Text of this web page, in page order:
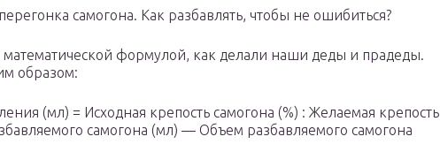
самогона. Как разбавлять, чтобы не ошибиться?
математической формулой, как делали наши деды и прадеды.
образом:
(мл) = Исходная крепость самогона (%) : Желаемая крепость
самогона (мл) — Объем разбавляемого самогона